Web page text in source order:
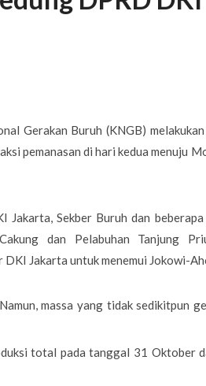
Gerakan Buruh (KNGB)
pemanasan di hari kedua menuju
Jakarta, Sekber Buruh dan
dan Pelabuhan Tanjung
Jakarta untuk menemui Jokowi-
massa yang tidak sedikitpun
total pada tanggal 31 Oktober